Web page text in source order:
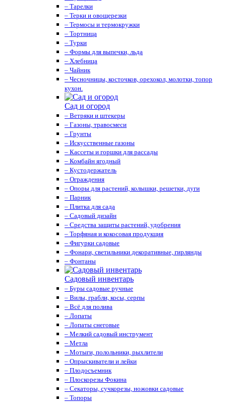
– Тарелки
– Терки и овощерезки
– Термосы и термокружки
– Тортница
– Турки
– Формы для выпечки, льда
– Хлебница
– Чайник
– Чесночницы, косточков, орехокол, молотки, топор
кухон.
Сад и огород
– Ветряки и штекеры
– Газоны, травосмеси
– Грунты
– Искусственные газоны
– Кассеты и горшки для рассады
– Комбайн ягодный
– Кустодержатель
– Ограждения
– Опоры для растений, колышки, решетки, дуги
– Парник
– Плитка для сада
– Садовый дизайн
– Средства защиты растений, удобрения
– Торфяная и кокосовая продукция
– Фигурки садовые
– Фонари, светильники декоративные, гирлянды
– Фонтаны
Садовый инвентарь
– Буры садовые ручные
– Вилы, грабли, косы, серпы
– Всё для полива
– Лопаты
– Лопаты снеговые
– Мелкий садовый инструмент
– Метла
– Мотыги, полольники, рыхлители
– Опрыскиватели и лейки
– Плодосъемник
– Плоскорезы Фокина
– Секаторы, сучкорезы, ножовки садовые
– Топоры